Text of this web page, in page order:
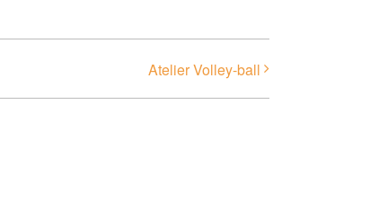
Atelier Volley-ball